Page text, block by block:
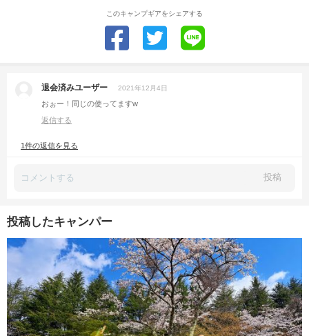
このキャンプギアをシェアする
退会済みユーザー 2021年12月4日
おぉー！同じの使ってますw
返信する
1件の返信を見る
投稿
投稿したキャンパー